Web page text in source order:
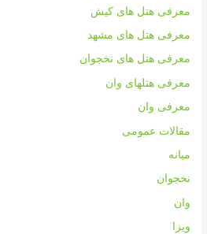
معرفی هتل های کیش
معرفی هتل های مشهد
معرفی هتل های نخجوان
معرفی هتلهای وان
معرفی وان
مقالات عمومی
میانه
نخجوان
وان
ویزا